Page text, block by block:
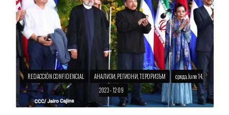
REDACCIÓN CONFIDENCIAL АНАЛИЗИ, РЕГИОНИ, ТЕРОРИЗЪМ
сряда, June 14,
2023 - 12:09